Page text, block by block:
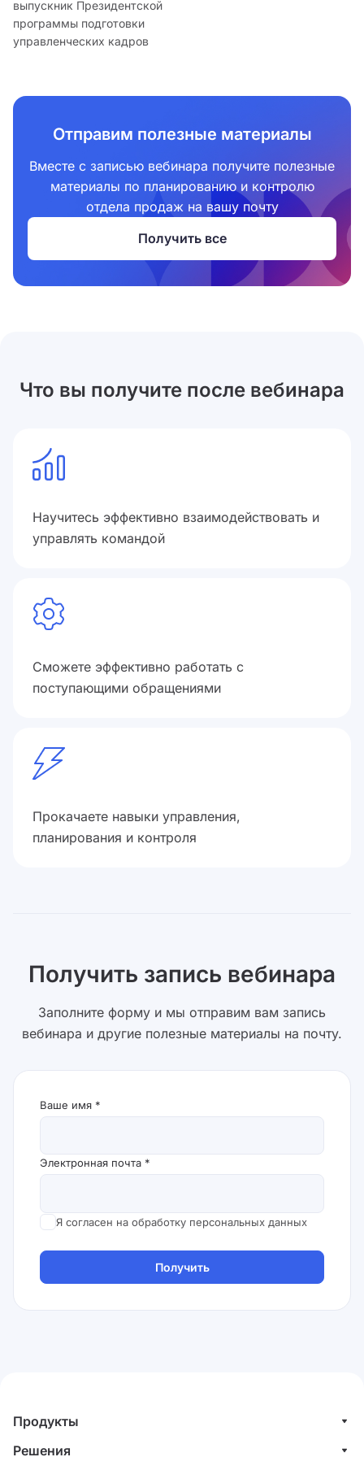
выпускник Президентской
программы подготовки
управленческих кадров
Отправим полезные материалы
Вместе с записью вебинара получите полезные
материалы по планированию и контролю
отдела продаж на вашу почту
Получить все
Что вы получите после вебинара
Научитесь эффективно взаимодействовать и
управлять командой
Сможете эффективно работать с
поступающими обращениями
Прокачаете навыки управления,
планирования и контроля
Получить запись вебинара
Заполните форму и мы отправим вам запись
вебинара и другие полезные материалы на почту.
Ваше имя *
Электронная почта *
Я согласен на обработку персональных данных
Получить
Продукты
Управление клиентами (CRM)
Решения